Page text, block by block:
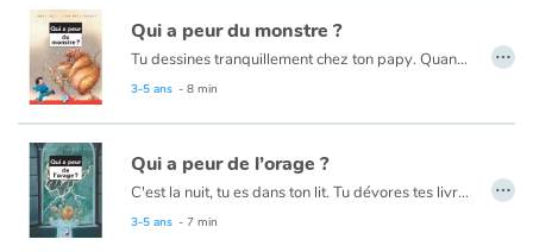
Qui a peur du monstre ?
Tu dessines tranquillement chez ton papy. Quand soudain... Qui va là ? Une ombre court sur le balcon. On frotte, on gratte, on grogne. Gnark, gnark, gnark... Est-ce un monstre ? Mais oui ! Il est plein de poils, il bave, et il ne fait que des bêtises...
3-5 ans - 8 min
…
Qui a peur de l’orage ?
C'est la nuit, tu es dans ton lit. Tu dévores tes livres et tes chips préférés. C'est défendu, mais tant pis ! Soudain, un coup de lumière éclate dans ta chambre, suivi d'un énorme BARABOUM ! Horreur, c'est l'orage, l'horrible orage qui te fait si peur ! Où courir, où se cacher pour échapper à sa méchanceté ?
3-5 ans - 7 min
…